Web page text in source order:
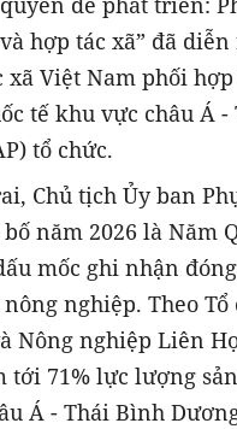
hợp tác xã” đã
xã Việt Nam phối
tế khu vực châu Á
tổ chức.
Chủ tịch Ủy ban
năm 2026 là Năm
mốc ghi nhận
nghiệp. Theo Tổ
Nông nghiệp Liên
tới 71% lực lượng
Á - Thái Bình